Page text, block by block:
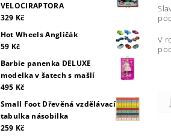
VELOCIRAPTORA
329 Kč
Hot Wheels Angličák
59 Kč
Barbie panenka DELUXE
modelka v šatech s mašlí
495 Kč
Small Foot Dřevěná vzdělávací
tabulka násobilka
259 Kč
V